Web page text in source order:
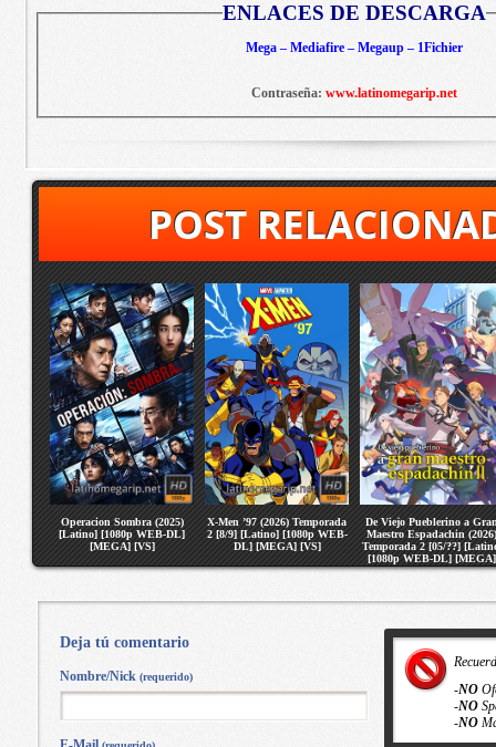
ENLACES DE DESCARGA
Mega – Mediafire – Megaup – 1Fichier
Contraseña: www.latinomegarip.net
POST
Operacion Sombra (2025)
[Latino] [1080p WEB-DL]
[MEGA] [VS]
X-Men ’97 (2026) Temporada
2 [8/9] [Latino] [1080p WEB-
DL] [MEGA] [VS]
De Viejo Pueblerino a
Maestro Espadachin (2026)
Temporada 2 [05/??]
[1080p WEB-DL] [MEGA]
[VS]
-NO
-NO
-NO
Deja tú comentario
Nombre/Nick (requerido)